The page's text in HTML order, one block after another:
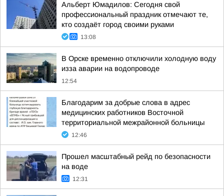
Альберт Юмадилов: Сегодня свой
профессиональный праздник отмечают те,
кто создаёт город своими руками
13:08
В Орске временно отключили холодную воду
изза аварии на водопроводе
12:54
Благодарим за добрые слова в адрес
медицинских работников Восточной
территориальной межрайонной больницы
12:46
Прошел масштабный рейд по безопасности
на воде
12:31